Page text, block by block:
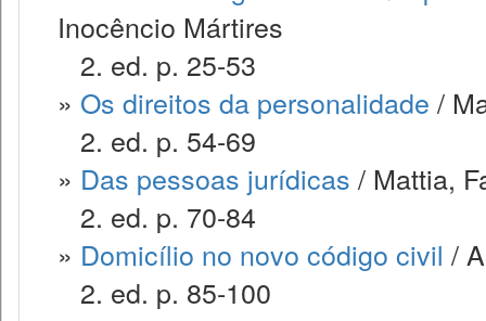
Inocêncio Mártires
2. ed. p. 25-53
» Os direitos da personalidade /
2. ed. p. 54-69
» Das pessoas jurídicas / Mattia,
2. ed. p. 70-84
» Domicílio no novo código civil /
2. ed. p. 85-100